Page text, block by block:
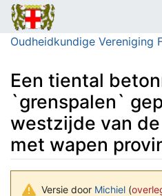
Oudheidkundige Vereniging
Een tiental
`grenspalen`
westzijde van
met wapen
Versie door Michiel (